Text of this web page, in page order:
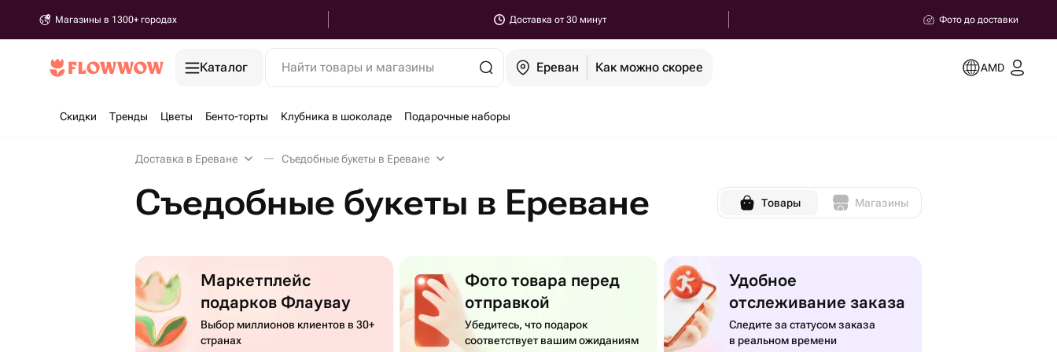
Магазины в 1300+ городах Доставка от 30 минут Фото до доставки
Каталог Найти товары и магазины Ереван Как можно скорее AMD
Скидки Тренды Цветы Бенто-торты Клубника в шоколаде Подарочные наборы
Доставка в Ереване Съедобные букеты в Ереване
Съедобные букеты в Ереване Товары Магазины
Маркетплейс
подарков Флаувау
Выбор миллионов клиентов в 30+
странах
Фото товара перед
отправкой
Убедитесь, что подарок
соответствует вашим ожиданиям
Удобное
отслеживание заказа
Следите за статусом заказа
в реальном времени